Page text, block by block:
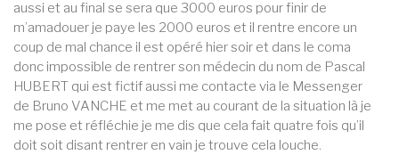
aussi et au final se sera que 3000 euros pour finir de
m’amadouer je paye les 2000 euros et il rentre encore un
coup de mal chance il est opéré hier soir et dans le coma
donc impossible de rentrer son médecin du nom de Pascal
HUBERT qui est fictif aussi me contacte via le Messenger
de Bruno VANCHE et me met au courant de la situation là je
me pose et réfléchie je me dis que cela fait quatre fois qu’il
doit soit disant rentrer en vain je trouve cela louche.